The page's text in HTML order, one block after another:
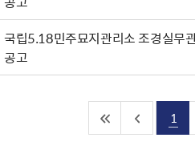
국립5.18민주묘지관리소 조경실무
공고
1